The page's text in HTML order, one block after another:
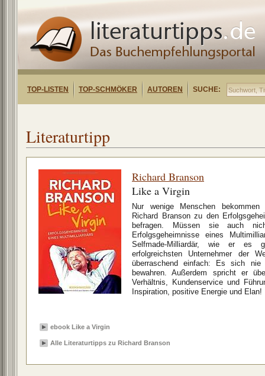
TOP-LISTEN TOP-SCHMÖKER AUTOREN SUCHE:
Literaturtipp
Richard Branson
Like a Virgin
Nur wenige Menschen bekommen
Richard Branson zu den
befragen. Müssen sie auch
Erfolgsgeheimnisse eines
Selfmade-Milliardär, wie er es
erfolgreichsten Unternehmer der
überraschend einfach: Es sich nie
bewahren. Außerdem spricht er
Verhältnis, Kundenservice und
Inspiration, positive Energie und Elan!
ebook Like a Virgin
Alle Literaturtipps zu Richard Branson